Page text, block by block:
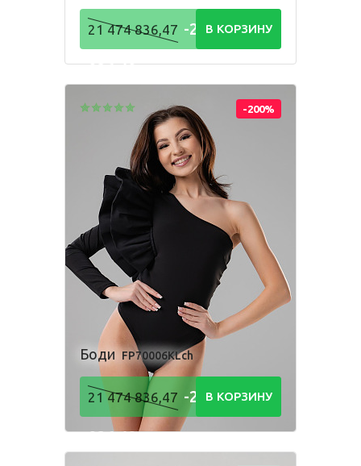
21 474 836,47 -21 474
836,48Р
В КОРЗИНУ
-200%
Боди FP70006KLch
21 474 836,47 -21 474
836,48Р
В КОРЗИНУ